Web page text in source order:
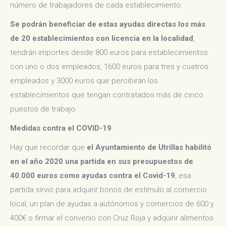
número de trabajadores de cada establecimiento.
Se podrán beneficiar de estas ayudas directas los más
de 20 establecimientos con licencia en la localidad,
tendrán importes desde 800 euros para establecimientos
con uno o dos empleados, 1600 euros para tres y cuatros
empleados y 3000 euros que percibirán los
establecimientos que tengan contratados más de cinco
puestos de trabajo.
Medidas contra el COVID-19
Hay que recordar que el Ayuntamiento de Utrillas habilitó
en el año 2020 una partida en sus presupuestos de
40.000 euros como ayudas contra el Covid-19, esa
partida sirvió para adquirir bonos de estímulo al comercio
local, un plan de ayudas a autónomos y comercios de 600 y
400€ o firmar el convenio con Cruz Roja y adquirir alimentos